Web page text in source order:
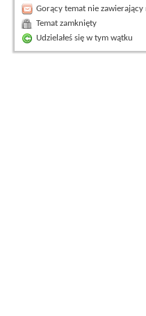
Gorący temat nie
Temat zamknięty
Udzielałeś się w tym wątku